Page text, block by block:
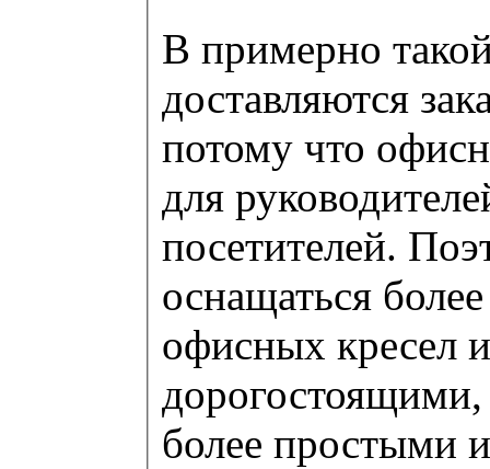
В примерно
доставляются
потому что
для
посетителей.
оснащаться
офисных кресел
дорогостоящими,
более простыми